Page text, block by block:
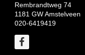
Rembrandtweg 74
1181 GW Amstelveen
020-6419419